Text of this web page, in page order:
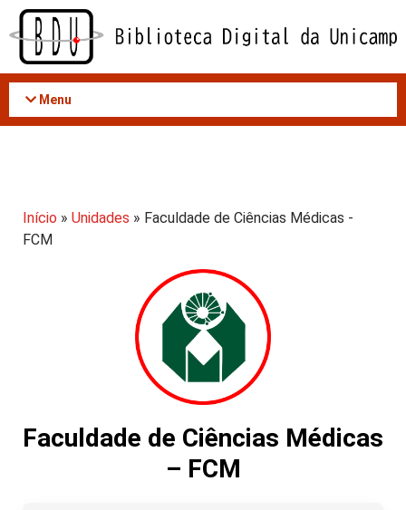
Acessar
conteúdo
Menu
Início » Unidades » Faculdade de Ciências Médicas -
FCM
Faculdade de Ciências Médicas
– FCM